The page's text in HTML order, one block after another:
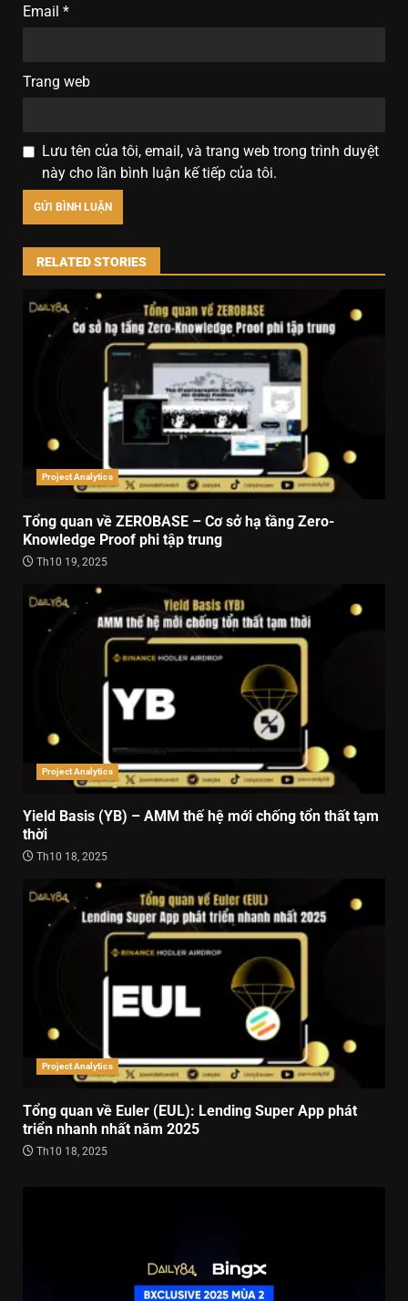
Email *
Trang web
Lưu tên của tôi, email, và trang web trong trình duyệt
này cho lần bình luận kế tiếp của tôi.
RELATED STORIES
Project Analytics
Tổng quan về ZEROBASE – Cơ sở hạ tầng Zero-
Knowledge Proof phi tập trung
Th10 19, 2025
Project Analytics
Yield Basis (YB) – AMM thế hệ mới chống tổn thất tạm
thời
Th10 18, 2025
Project Analytics
Tổng quan về Euler (EUL): Lending Super App phát
triển nhanh nhất năm 2025
Th10 18, 2025